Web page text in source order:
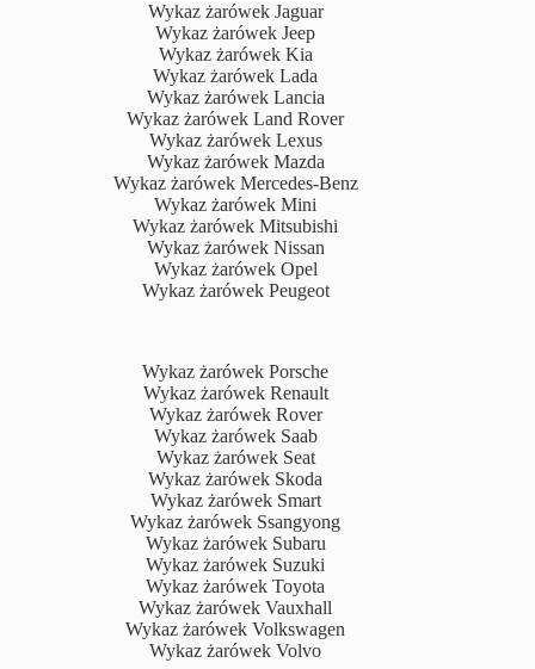
Wykaz żarówek Jaguar
Wykaz żarówek Jeep
Wykaz żarówek Kia
Wykaz żarówek Lada
Wykaz żarówek Lancia
Wykaz żarówek Land Rover
Wykaz żarówek Lexus
Wykaz żarówek Mazda
Wykaz żarówek Mercedes-Benz
Wykaz żarówek Mini
Wykaz żarówek Mitsubishi
Wykaz żarówek Nissan
Wykaz żarówek Opel
Wykaz żarówek Peugeot
Wykaz żarówek Porsche
Wykaz żarówek Renault
Wykaz żarówek Rover
Wykaz żarówek Saab
Wykaz żarówek Seat
Wykaz żarówek Skoda
Wykaz żarówek Smart
Wykaz żarówek Ssangyong
Wykaz żarówek Subaru
Wykaz żarówek Suzuki
Wykaz żarówek Toyota
Wykaz żarówek Vauxhall
Wykaz żarówek Volkswagen
Wykaz żarówek Volvo